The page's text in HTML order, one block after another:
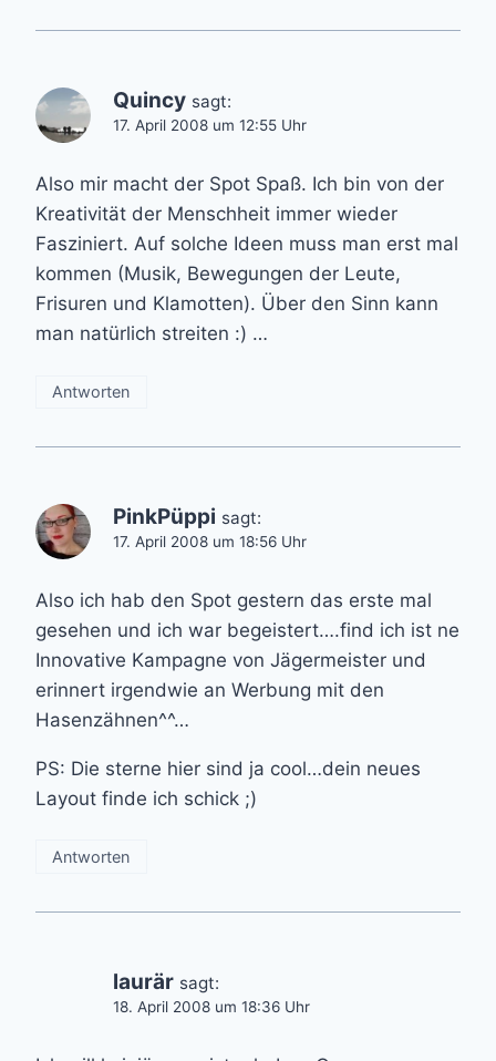
Quincy sagt:
17. April 2008 um 12:55 Uhr
Also mir macht der Spot Spaß. Ich bin von der
Kreativität der Menschheit immer wieder
Fasziniert. Auf solche Ideen muss man erst mal
kommen (Musik, Bewegungen der Leute,
Frisuren und Klamotten). Über den Sinn kann
man natürlich streiten :) …
Antworten
PinkPüppi sagt:
17. April 2008 um 18:56 Uhr
Also ich hab den Spot gestern das erste mal
gesehen und ich war begeistert….find ich ist ne
Innovative Kampagne von Jägermeister und
erinnert irgendwie an Werbung mit den
Hasenzähnen^^…
PS: Die sterne hier sind ja cool…dein neues
Layout finde ich schick ;)
Antworten
laurär sagt:
18. April 2008 um 18:36 Uhr